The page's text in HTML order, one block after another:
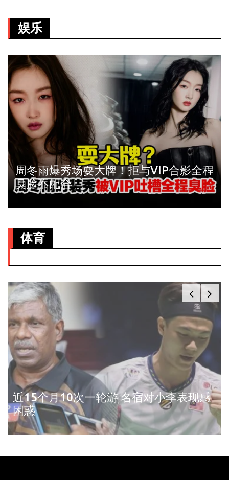
娱乐
周冬雨爆秀场耍大牌！拒与VIP合影全程
臭脸不配合
体育
近15个月10次一轮游 名宿对小李表现感
困惑